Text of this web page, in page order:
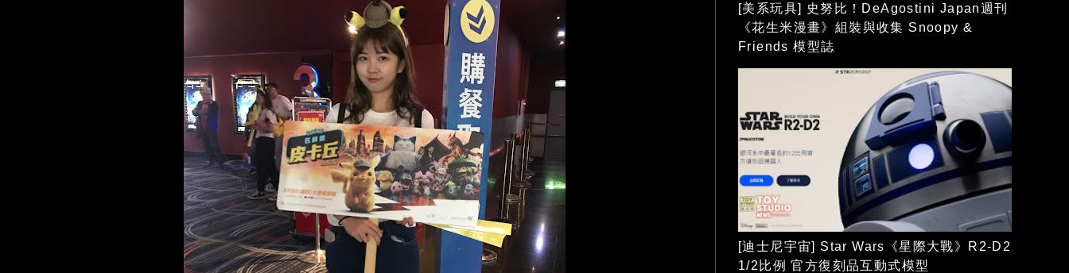
[美系玩具] 史努比！DeAgostini Japan週刊
《花生米漫畫》組裝與收集 Snoopy &
Friends 模型誌
[迪士尼宇宙] Star Wars《星際大戰》R2-D2
1/2比例 官方復刻品互動式模型